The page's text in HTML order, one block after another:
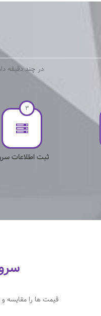
در چند دقیقه
3
ثبت اطلاعات
قیمت ها را مقایسه و